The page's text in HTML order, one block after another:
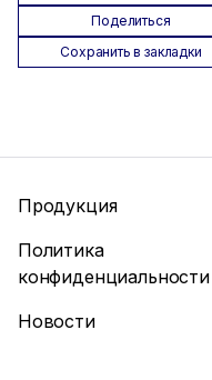
Поделиться
Сохранить в закладки
Продукция
Политика
конфиденциальности
Новости